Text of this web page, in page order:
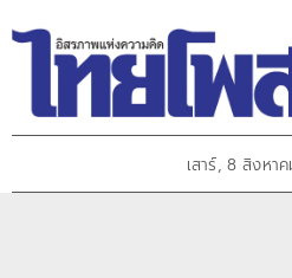
เสาร์, 8 สิงหา